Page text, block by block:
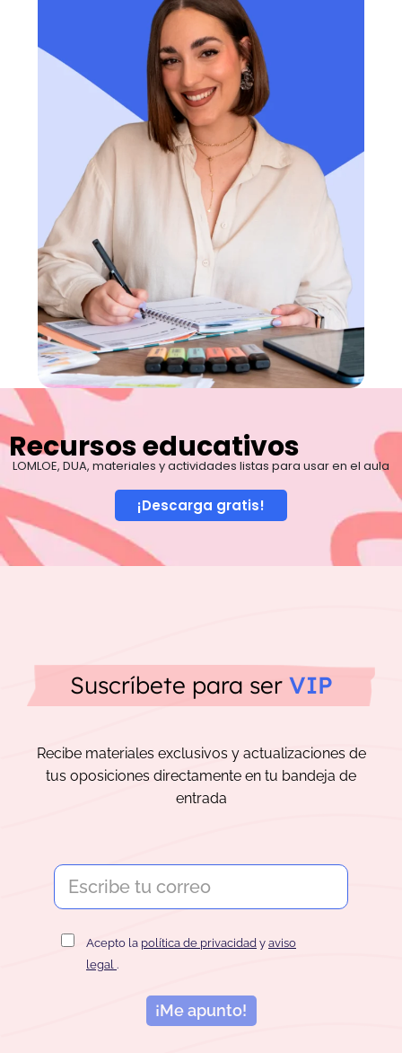
Recursos educativos
LOMLOE, DUA, materiales y actividades listas para usar en el aula
¡Descarga gratis!
Suscríbete para ser VIP
Recibe materiales exclusivos y actualizaciones de
tus oposiciones directamente en tu bandeja de
entrada
Acepto la política de privacidad y aviso
legal .
¡Me apunto!